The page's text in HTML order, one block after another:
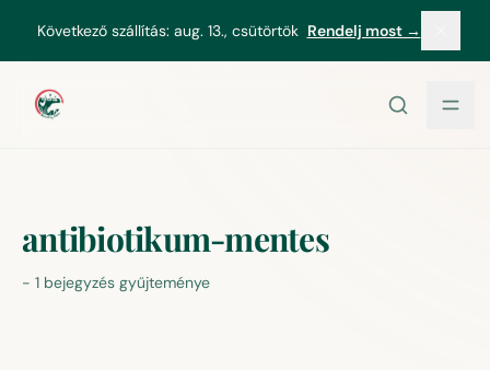
Következő szállítás: aug. 13., csütörtök Rendelj most →
antibiotikum-mentes
- 1 bejegyzés gyűjteménye